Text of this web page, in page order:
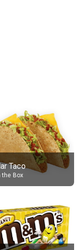
Taco
the Box